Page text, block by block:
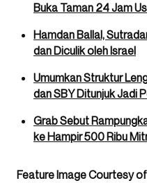
Buka Taman 24 Jam
Hamdan Ballal,
dan Diculik oleh Israel
Umumkan Struktur
dan SBY Ditunjuk Jadi
Grab Sebut
ke Hampir 500 Ribu
Feature Image Courtesy